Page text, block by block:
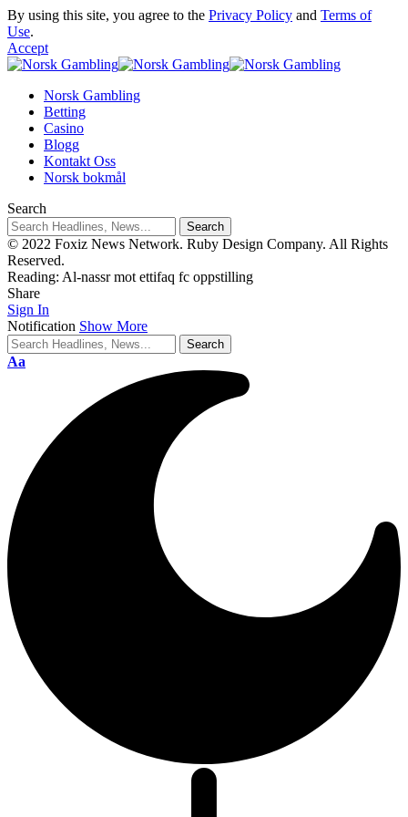
By using this site, you agree to the Privacy Policy and Terms of
Use.
Accept
Norsk Gambling
Betting
Casino
Blogg
Kontakt Oss
Norsk bokmål
Search
© 2022 Foxiz News Network. Ruby Design Company. All Rights
Reserved.
Reading: Al-nassr mot ettifaq fc oppstilling
Share
Sign In
Notification Show More
Aa